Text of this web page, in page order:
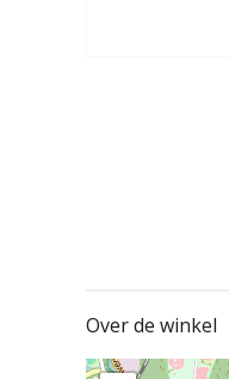
Over de winkel